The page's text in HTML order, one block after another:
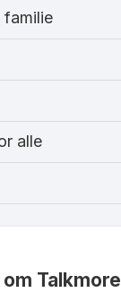
familie
alle
om Talkmore